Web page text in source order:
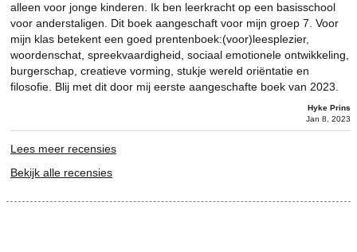
alleen voor jonge kinderen. Ik ben leerkracht op een basisschool
voor anderstaligen. Dit boek aangeschaft voor mijn groep 7. Voor
mijn klas betekent een goed prentenboek:(voor)leesplezier,
woordenschat, spreekvaardigheid, sociaal emotionele ontwikkeling,
burgerschap, creatieve vorming, stukje wereld oriëntatie en
filosofie. Blij met dit door mij eerste aangeschafte boek van 2023.
Hyke Prins
Jan 8, 2023
Lees meer recensies
Bekijk alle recensies